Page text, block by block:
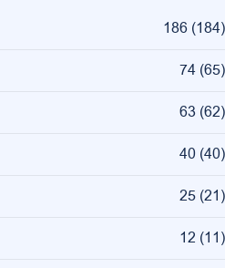
186 (184)
74 (65)
63 (62)
40 (40)
25 (21)
12 (11)